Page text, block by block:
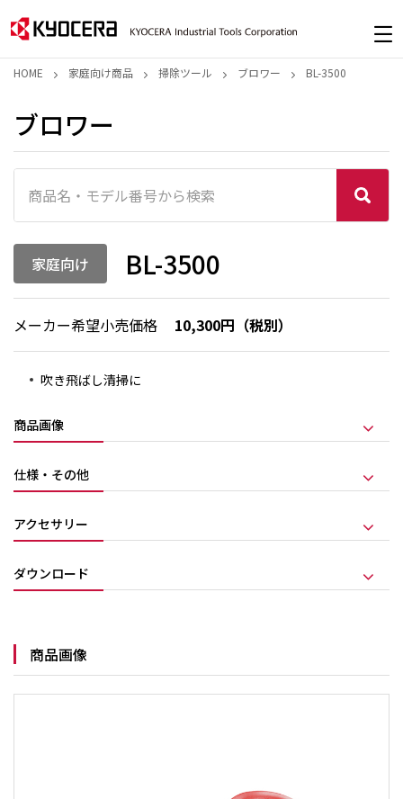
HOME 家庭向け商品 掃除ツール ブロワー BL-3500
ブロワー
家庭向け BL-3500
メーカー希望小売価格 10,300円（税別）
吹き飛ばし清掃に
商品画像
仕様・その他
アクセサリー
ダウンロード
商品画像